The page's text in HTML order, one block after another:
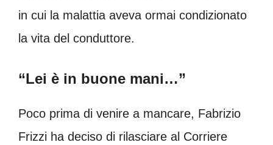
in cui la malattia aveva ormai condizionato
la vita del conduttore.
“Lei è in buone mani…”
Poco prima di venire a mancare, Fabrizio
Frizzi ha deciso di rilasciare al Corriere